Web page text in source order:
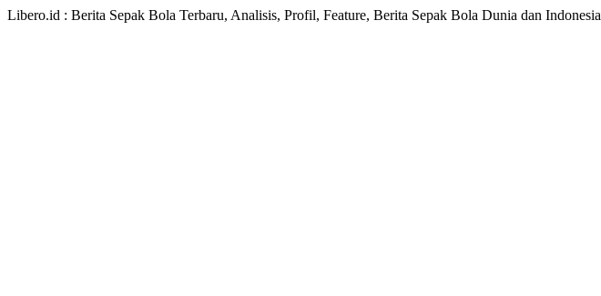
Libero.id : Berita Sepak Bola Terbaru, Analisis, Profil, Feature, Berita Sepak Bola Dunia dan Indonesia